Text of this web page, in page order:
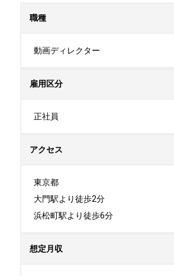
職種
動画ディレクター
雇用区分
正社員
アクセス
東京都
大門駅より徒歩2分
浜松町駅より徒歩6分
想定月収